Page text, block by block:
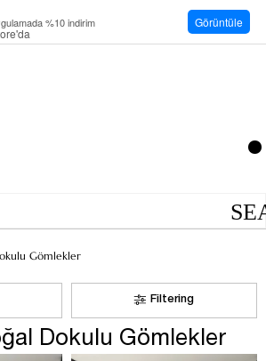
Gömlekler
Filtering
Dokulu Gömlekler
%10 indirim Görüntüle